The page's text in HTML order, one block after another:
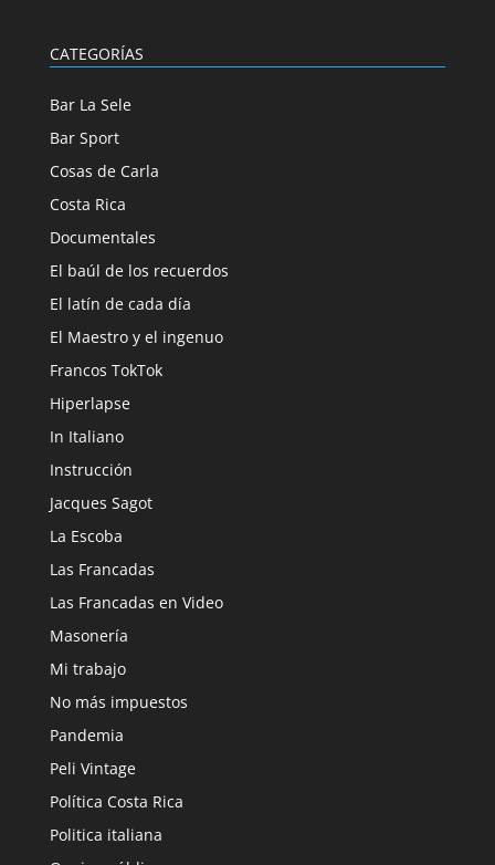
CATEGORÍAS
Bar La Sele
Bar Sport
Cosas de Carla
Costa Rica
Documentales
El baúl de los recuerdos
El latín de cada día
El Maestro y el ingenuo
Francos TokTok
Hiperlapse
In Italiano
Instrucción
Jacques Sagot
La Escoba
Las Francadas
Las Francadas en Video
Masonería
Mi trabajo
No más impuestos
Pandemia
Peli Vintage
Política Costa Rica
Politica italiana